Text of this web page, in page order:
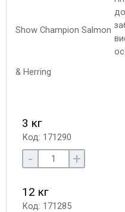
3 кг
Код: 171290
- +
12 кг
Код: 171285